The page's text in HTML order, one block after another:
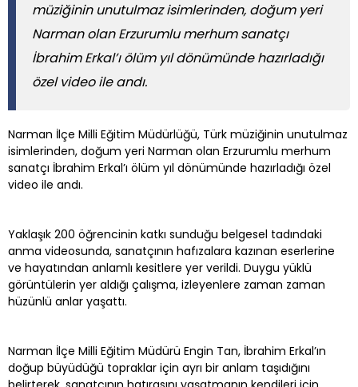
müziğinin unutulmaz isimlerinden, doğum yeri
Narman olan Erzurumlu merhum sanatçı
İbrahim Erkal’ı ölüm yıl dönümünde hazırladığı
özel video ile andı.
Narman İlçe Milli Eğitim Müdürlüğü, Türk müziğinin unutulmaz
isimlerinden, doğum yeri Narman olan Erzurumlu merhum
sanatçı İbrahim Erkal’ı ölüm yıl dönümünde hazırladığı özel
video ile andı.
Yaklaşık 200 öğrencinin katkı sunduğu belgesel tadındaki
anma videosunda, sanatçının hafızalara kazınan eserlerine
ve hayatından anlamlı kesitlere yer verildi. Duygu yüklü
görüntülerin yer aldığı çalışma, izleyenlere zaman zaman
hüzünlü anlar yaşattı.
Narman İlçe Milli Eğitim Müdürü Engin Tan, İbrahim Erkal’ın
doğup büyüdüğü topraklar için ayrı bir anlam taşıdığını